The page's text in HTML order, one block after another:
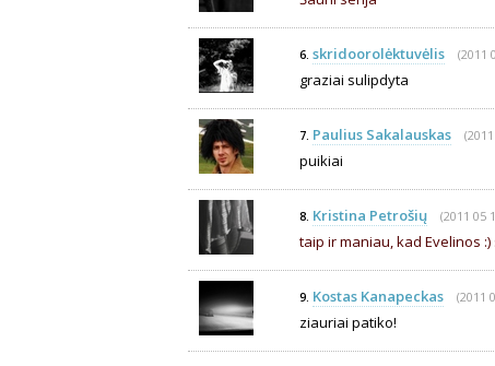
6. skridoorolėktuvėlis (2011
graziai sulipdyta
7. Paulius Sakalauskas
puikiai
8. Kristina Petrošių (2011 05
taip ir maniau, kad Evelinos
9. Kostas Kanapeckas (2011
ziauriai patiko!